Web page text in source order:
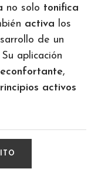
no solo tonifica
activa los
de un
Su aplicación
,
activos